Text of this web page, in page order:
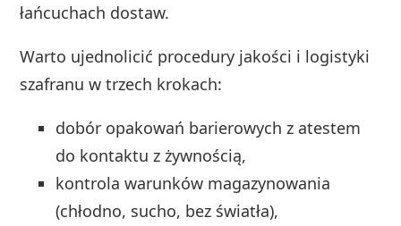
łańcuchach dostaw.
Warto ujednolicić procedury jakości i logistyki
szafranu w trzech krokach:
dobór opakowań barierowych z atestem
do kontaktu z żywnością,
kontrola warunków magazynowania
(chłodno, sucho, bez światła),